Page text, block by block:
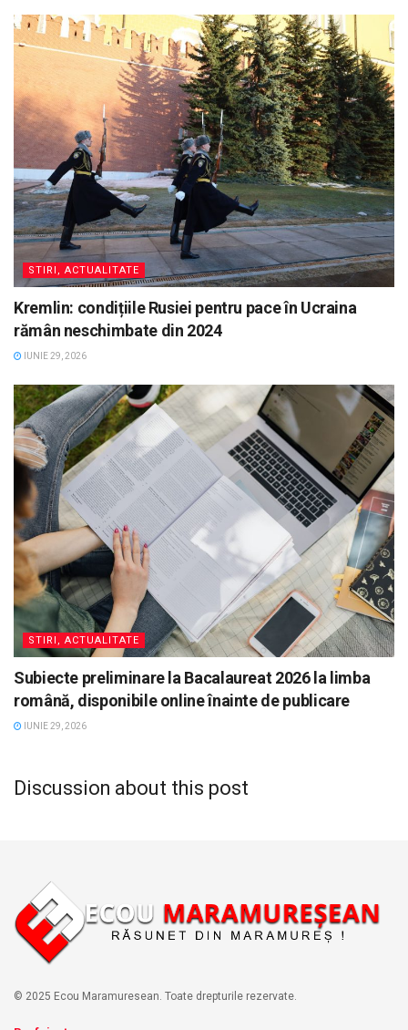
STIRI, ACTUALITATE
Kremlin: condițiile Rusiei pentru pace în Ucraina
rămân neschimbate din 2024
IUNIE 29, 2026
STIRI, ACTUALITATE
Subiecte preliminare la Bacalaureat 2026 la limba
română, disponibile online înainte de publicare
IUNIE 29, 2026
Discussion about this post
© 2025 Ecou Maramuresean. Toate drepturile rezervate.